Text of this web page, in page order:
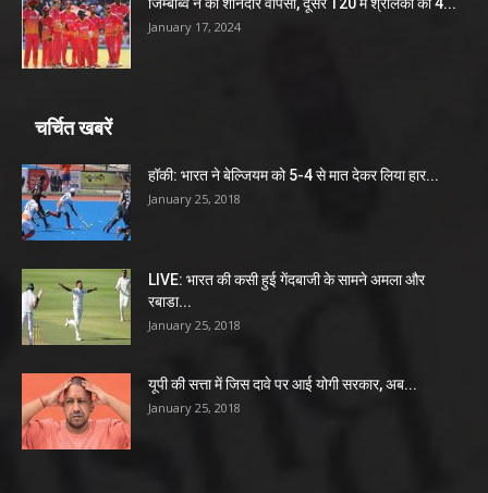
January 17, 2024
चर्चित खबरें
हॉकी: भारत ने बेल्जियम को 5-4 से मात देकर लिया हार...
January 25, 2018
LIVE: भारत की कसी हुई गेंदबाजी के सामने अमला और
रबाडा...
January 25, 2018
यूपी की सत्ता में जिस दावे पर आई योगी सरकार, अब...
January 25, 2018